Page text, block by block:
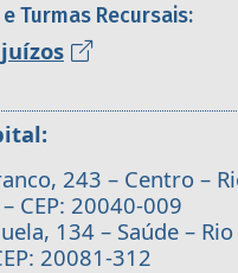
Turmas Recursais:
243 – Centro –
CEP: 20040-009
134 – Saúde –
20081-312